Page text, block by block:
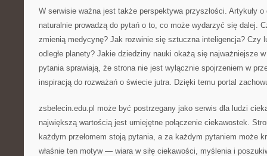
W serwisie ważna jest także perspektywa przyszłości. Artykuły
naturalnie prowadzą do pytań o to, co może wydarzyć się dalej.
zmienią medycynę? Jak rozwinie się sztuczna inteligencja? Czy
odległe planety? Jakie dziedziny nauki okażą się najważniejsze
pytania sprawiają, że strona nie jest wyłącznie spojrzeniem w
inspiracją do rozważań o świecie jutra. Dzięki temu portal
zsbelecin.edu.pl może być postrzegany jako serwis dla ludzi
największą wartością jest umiejętne połączenie ciekawostek.
każdym przełomem stoją pytania, a za każdym pytaniem może
właśnie ten motyw — wiara w siłę ciekawości, myślenia i